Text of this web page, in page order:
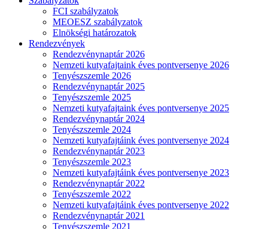
FCI szabályzatok
MEOESZ szabályzatok
Elnökségi határozatok
Rendezvények
Rendezvénynaptár 2026
Nemzeti kutyafajtaink éves pontversenye 2026
Tenyészszemle 2026
Rendezvénynaptár 2025
Tenyészszemle 2025
Nemzeti kutyafajtaink éves pontversenye 2025
Rendezvénynaptár 2024
Tenyészszemle 2024
Nemzeti kutyafajtáink éves pontversenye 2024
Rendezvénynaptár 2023
Tenyészszemle 2023
Nemzeti kutyafajtáink éves pontversenye 2023
Rendezvénynaptár 2022
Tenyészszemle 2022
Nemzeti kutyafajtáink éves pontversenye 2022
Rendezvénynaptár 2021
Tenyészszemle 2021